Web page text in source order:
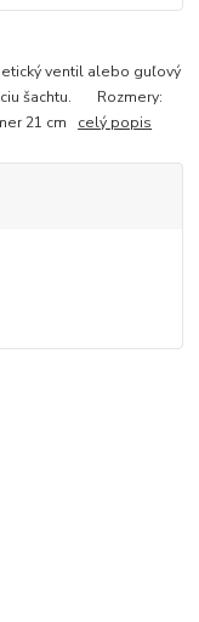
ventil alebo guľový
šachtu. Rozmery:
21 cm celý popis